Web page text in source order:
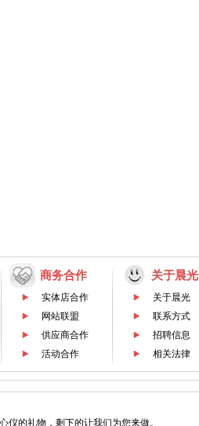
商务合作
实体店合作
网站联盟
供应商合作
活动合作
关于晨光
关于晨光
联系方式
招聘信息
相关法律
的礼物，剩下的让我们为您来做。